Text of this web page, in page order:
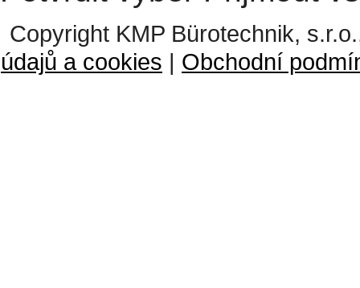
Copyright KMP Bürotechnik,
údajů a cookies | Obchodní